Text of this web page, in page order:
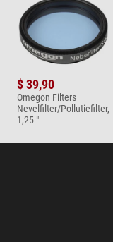
$ 39,90
Omegon Filters
Nevelfilter/Pollutiefilter,
1,25 "